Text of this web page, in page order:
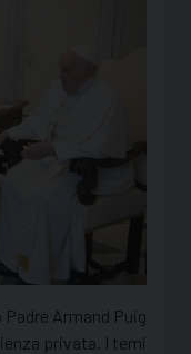
Armand Puig
privata. I temi